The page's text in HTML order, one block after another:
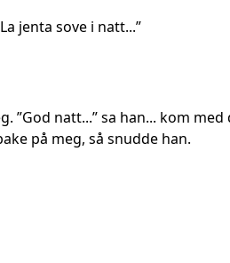
jenta sove i natt...”
”God natt...” sa han... kom med
på meg, så snudde han.